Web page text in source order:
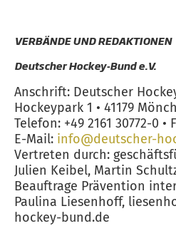
VERBÄNDE UND REDAKTIONEN
Deutscher Hockey-Bund e.V.
Anschrift: Deutscher
Hockeypark 1 • 41179
Telefon: +49 2161 30772-0 •
E-Mail: info@deutscher-
Vertreten durch:
Julien Keibel, Martin
Beauftrage Prävention
Paulina Liesenhoff,
hockey-bund.de